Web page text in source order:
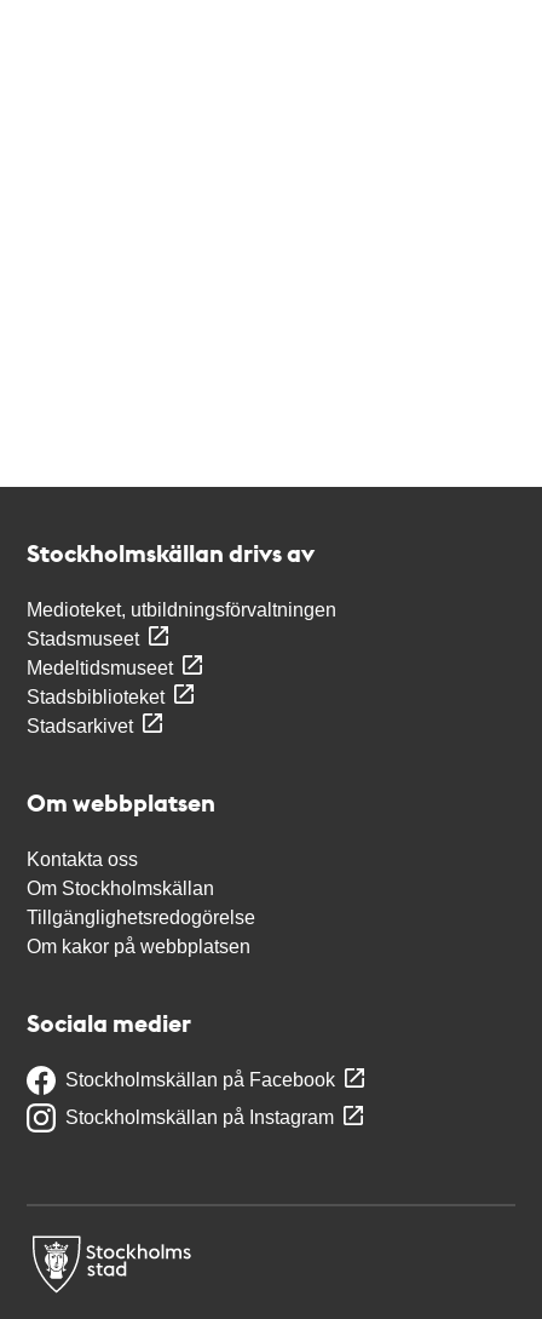
Stockholmskällan drivs av
Medioteket, utbildningsförvaltningen
Stadsmuseet
Medeltidsmuseet
Stadsbiblioteket
Stadsarkivet
Om webbplatsen
Kontakta oss
Om Stockholmskällan
Tillgänglighetsredogörelse
Om kakor på webbplatsen
Sociala medier
Stockholmskällan på Facebook
Stockholmskällan på Instagram